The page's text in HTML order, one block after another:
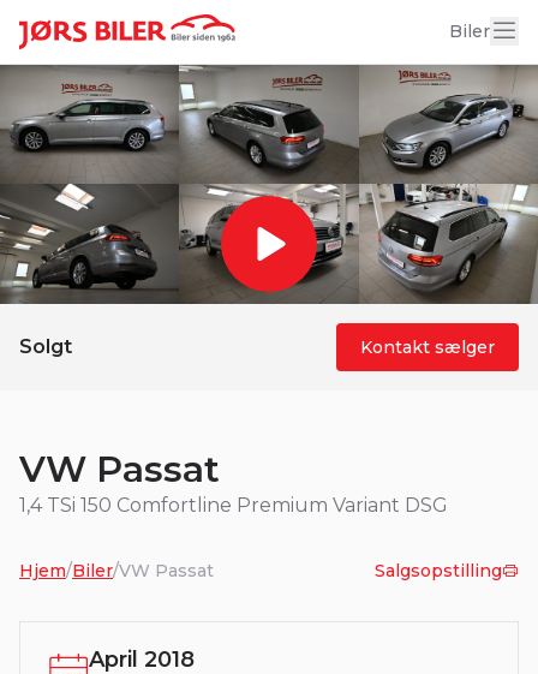
Biler
19 billeder
Solgt Kontakt sælger
VW Passat
1,4 TSi 150 Comfortline Premium Variant DSG
Hjem/Biler/VW Passat Salgsopstilling
April 2018